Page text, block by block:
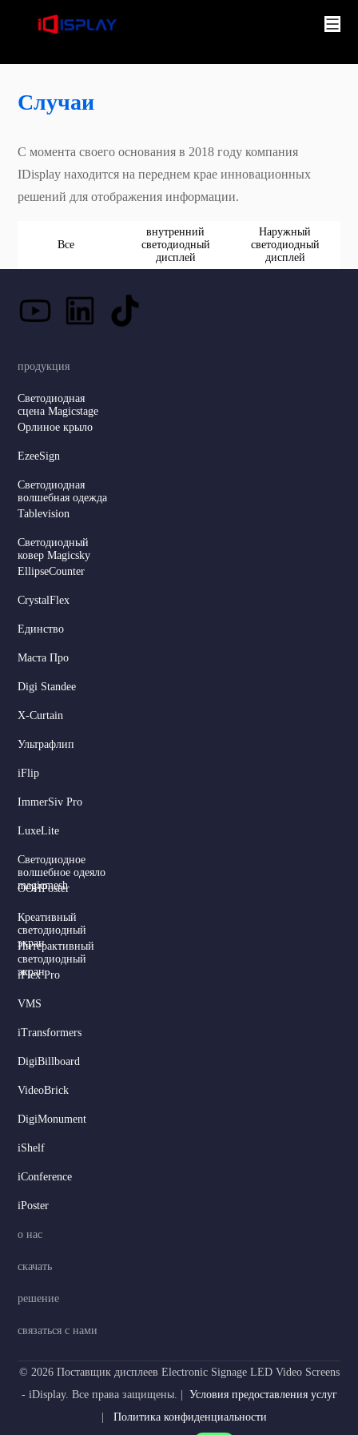
Случаи
С момента своего основания в 2018 году компания
IDisplay находится на переднем крае инновационных
решений для отображения информации.
Все
внутренний
светодиодный
дисплей
Наружный
светодиодный
дисплей
продукция
Светодиодная
сцена Magicstage
Орлиное крыло
EzeeSign
Светодиодная
волшебная одежда
Tablevision
Светодиодный
ковер Magicsky
EllipseCounter
CrystalFlex
Единство
Маста Про
Digi Standee
X-Curtain
Ультрафлип
iFlip
ImmerSiv Pro
LuxeLite
Светодиодное
волшебное одеяло
magicmesh
OOHPoster
Креативный
светодиодный
экран
Интерактивный
светодиодный
экран
iFlex Pro
VMS
iTransformers
DigiBillboard
VideoBrick
DigiMonument
iShelf
iConference
iPoster
о нас
скачать
решение
связаться с нами
© 2026 Поставщик дисплеев Electronic Signage LED Video Screens
- iDisplay. Все права защищены. | Условия предоставления услуг
Политика конфиденциальности
Spanish